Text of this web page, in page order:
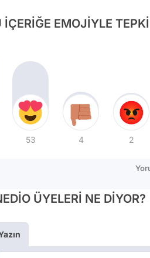
İÇERİĞE EMOJİYLE
53 4 2
ÜYELERİ NE DİYOR?